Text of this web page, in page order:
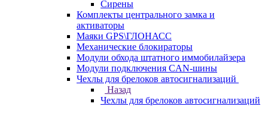
Сирены
Комплекты центрального замка и
активаторы
Маяки GPS\ГЛОНАСС
Механические блокираторы
Модули обхода штатного иммобилайзера
Модули подключения CAN-шины
Чехлы для брелоков автосигнализаций
Назад
Чехлы для брелоков автосигнализаций